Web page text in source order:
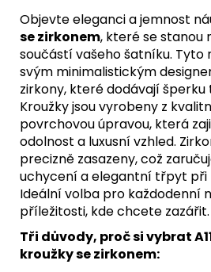
Objevte eleganci a jemnost
se zirkonem, které se stanou
součástí vašeho šatníku. Tyto
svým minimalistickým
zirkony, které dodávají šperku
Kroužky jsou vyrobeny z
povrchovou úpravou, která
odolnost a luxusní vzhled.
precizně zasazeny, což
uchycení a elegantní třpyt při
Ideální volba pro každodenní
příležitosti, kde chcete zazářit.
Tři důvody, proč si vybrat
kroužky se zirkonem:
A1115
ŘETĚZ
FIGARO
60
CM
/
0,7
CM
999
Kč